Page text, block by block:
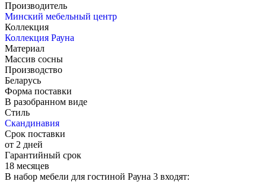
Производитель
Минский мебельный центр
Коллекция
Коллекция Рауна
Материал
Массив сосны
Производство
Беларусь
Форма поставки
В разобранном виде
Стиль
Скандинавия
Срок поставки
от 2 дней
Гарантийный срок
18 месяцев
В набор мебели для гостиной Рауна 3 входят: